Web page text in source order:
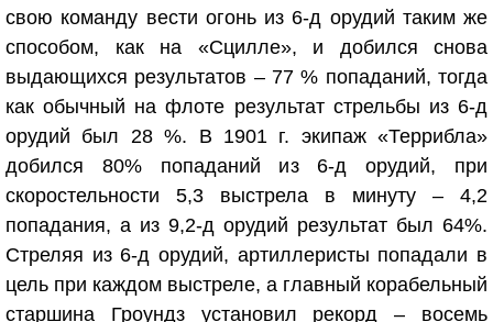
свою команду вести огонь из 6-д орудий таким же
способом, как на «Сцилле», и добился снова
выдающихся результатов – 77 % попаданий, тогда
как обычный на флоте результат стрельбы из 6-д
орудий был 28 %. В 1901 г. экипаж «Террибла»
добился 80% попаданий из 6-д орудий, при
скоростельности 5,3 выстрела в минуту – 4,2
попадания, а из 9,2-д орудий результат был 64%.
Стреляя из 6-д орудий, артиллеристы попадали в
цель при каждом выстреле, а главный корабельный
старшина Гроундз установил рекорд – восемь